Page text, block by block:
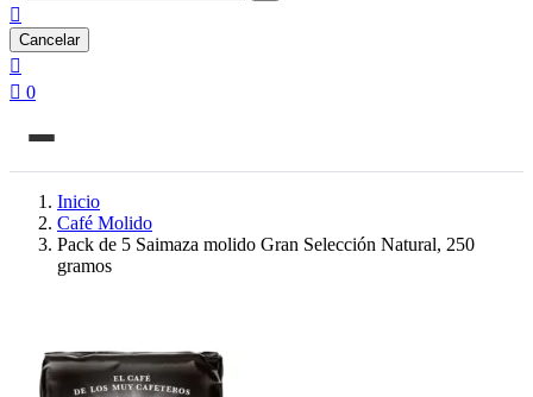

Cancelar

 0
Inicio
Café Molido
Pack de 5 Saimaza molido Gran Selección Natural, 250
gramos